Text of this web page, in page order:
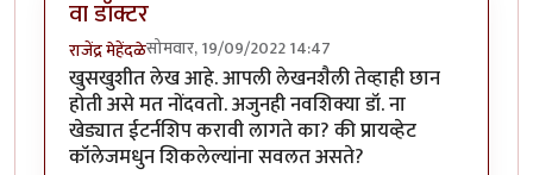
वा डॉक्टर
राजेंद्र मेहेंदळेसोमवार, 19/09/2022 14:47
खुसखुशीत लेख आहे. आपली लेखनशैली तेव्हाही छान
होती असे मत नोंदवतो. अजुनही नवशिक्या डॉ. ना
खेड्यात ईटर्नशिप करावी लागते का? की प्रायव्हेट
कॉलेजमधुन शिकलेल्यांना सवलत असते?